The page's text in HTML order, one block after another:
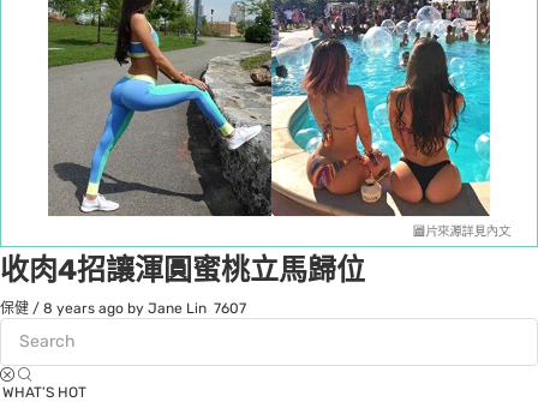
收肉4招讓渾圓蜜桃立馬歸位
保健 / 8 years ago by Jane Lin 7607
WHAT’S HOT